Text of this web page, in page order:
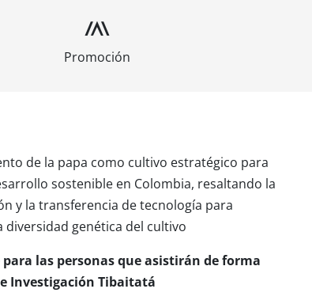
de la papa como cultivo estratégico para
sostenible en Colombia, resaltando la
y la transferencia de tecnología para
genética del cultivo
las personas que asistirán de forma
Investigación Tibaitatá